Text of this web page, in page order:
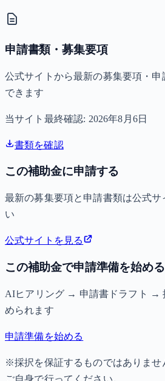
申請書類・募集要項
公式サイトから最新の募集要項・申
できます
当サイト最終確認: 2026年8月6日
書類を確認
この補助金に申請する
最新の募集要項と申請書類は公式サ
い
公式サイトを見る
この補助金で申請準備を始める
AIヒアリング → 申請書ドラフト →
められます
申請準備を始める
※採択を保証するものではありませ
ご自身で行ってください。